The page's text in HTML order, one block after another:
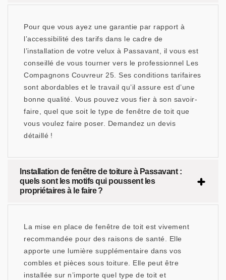
Pour que vous ayez une garantie par rapport à
l’accessibilité des tarifs dans le cadre de
l’installation de votre velux à Passavant, il vous est
conseillé de vous tourner vers le professionnel Les
Compagnons Couvreur 25. Ses conditions tarifaires
sont abordables et le travail qu’il assure est d’une
bonne qualité. Vous pouvez vous fier à son savoir-
faire, quel que soit le type de fenêtre de toit que
vous voulez faire poser. Demandez un devis
détaillé !
Installation de fenêtre de toiture à Passavant :
quels sont les motifs qui poussent les
propriétaires à le faire ?
La mise en place de fenêtre de toit est vivement
recommandée pour des raisons de santé. Elle
apporte une lumière supplémentaire dans vos
combles et pièces sous toiture. Elle peut être
installée sur n’importe quel type de toit et